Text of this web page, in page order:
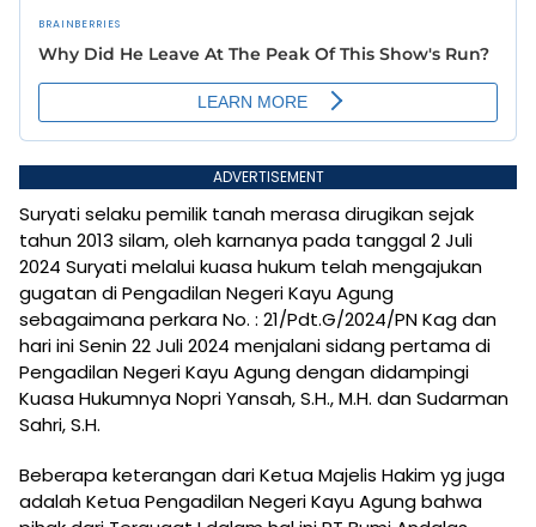
ADVERTISEMENT
Suryati selaku pemilik tanah merasa dirugikan sejak
tahun 2013 silam, oleh karnanya pada tanggal 2 Juli
2024 Suryati melalui kuasa hukum telah mengajukan
gugatan di Pengadilan Negeri Kayu Agung
sebagaimana perkara No. : 21/Pdt.G/2024/PN Kag dan
hari ini Senin 22 Juli 2024 menjalani sidang pertama di
Pengadilan Negeri Kayu Agung dengan didampingi
Kuasa Hukumnya Nopri Yansah, S.H., M.H. dan Sudarman
Sahri, S.H.
Beberapa keterangan dari Ketua Majelis Hakim yg juga
adalah Ketua Pengadilan Negeri Kayu Agung bahwa